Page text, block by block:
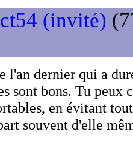
ct54 (invité)
l'an dernier qui a
sont bons. Tu peux
en évitant
souvent d'elle